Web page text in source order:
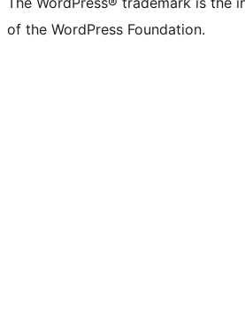
of the WordPress Foundation.